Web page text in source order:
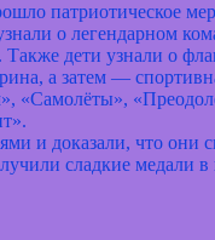
патриотическое
узнали о
дети узнали о
а затем —
и доказали, что
сладкие медали